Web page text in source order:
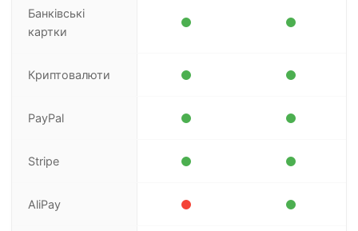
Банківські
картки
Криптовалюти
PayPal
Stripe
AliPay